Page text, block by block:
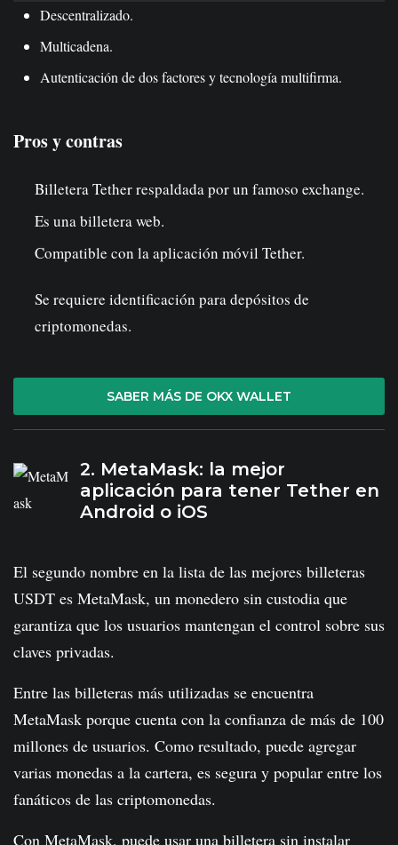
Descentralizado.
Multicadena.
Autenticación de dos factores y tecnología multifirma.
Pros y contras
Billetera Tether respaldada por un famoso exchange.
Es una billetera web.
Compatible con la aplicación móvil Tether.
Se requiere identificación para depósitos de
criptomonedas.
SABER MÁS DE OKX WALLET
2. MetaMask: la mejor
aplicación para tener Tether en
Android o iOS
El segundo nombre en la lista de las mejores billeteras
USDT es MetaMask, un monedero sin custodia que
garantiza que los usuarios mantengan el control sobre sus
claves privadas.
Entre las billeteras más utilizadas se encuentra
MetaMask porque cuenta con la confianza de más de 100
millones de usuarios. Como resultado, puede agregar
varias monedas a la cartera, es segura y popular entre los
fanáticos de las criptomonedas.
Con MetaMask, puede usar una billetera sin instalar